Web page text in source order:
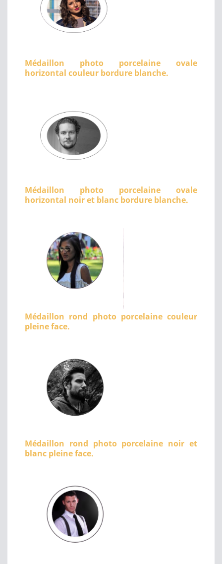
Médaillon photo porcelaine ovale
horizontal couleur bordure blanche.
Médaillon photo porcelaine ovale
horizontal noir et blanc bordure blanche.
Médaillon rond photo porcelaine couleur
pleine face.
Médaillon rond photo porcelaine noir et
blanc pleine face.